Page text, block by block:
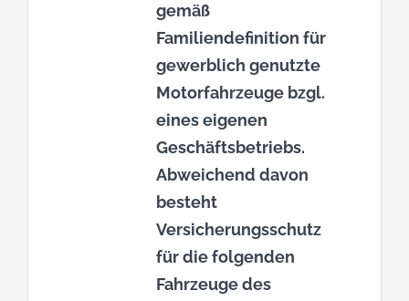
gemäß
Familiendefinition für
gewerblich genutzte
Motorfahrzeuge bzgl.
eines eigenen
Geschäftsbetriebs.
Abweichend davon
besteht
Versicherungsschutz
für die folgenden
Fahrzeuge des